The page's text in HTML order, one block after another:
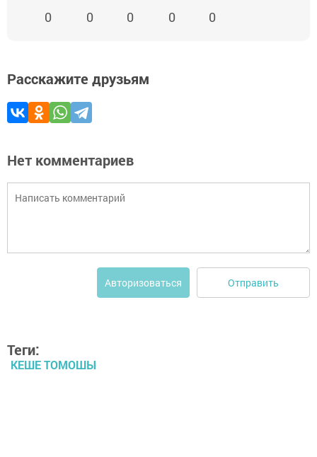
0 0 0 0 0
Расскажите друзьям
Нет комментариев
Авторизоваться Отправить
Теги:
КЕШЕ ТОМОШЫ